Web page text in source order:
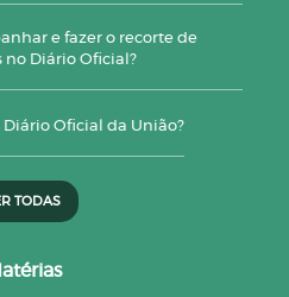
e fazer o recorte de
no Diário Oficial?
Oficial da União?
TODAS